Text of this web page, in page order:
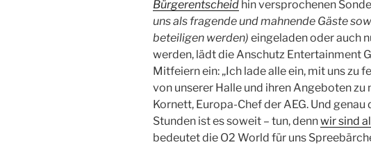
Bürgerentscheid hin versprochenen
uns als fragende und mahnende Gäste
beteiligen werden) eingeladen oder auch
werden, lädt die Anschutz Entertainment
Mitfeiern ein: „Ich lade alle ein, mit uns zu
von unserer Halle und ihren Angeboten zu
Kornett, Europa-Chef der AEG. Und genau
Stunden ist es soweit – tun, dennwir sind
bedeutet die O2 World für uns